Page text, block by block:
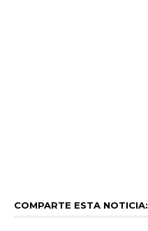
COMPARTE ESTA NOTICIA: